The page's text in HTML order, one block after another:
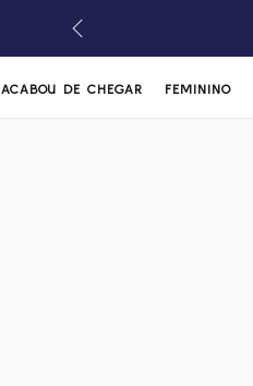
ACABOU DE CHEGAR FEMININO